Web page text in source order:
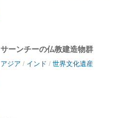
サーンチーの仏教建造物群
アジア / インド / 世界文化遺産